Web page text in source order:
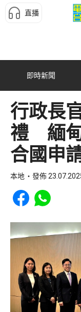
直播
即時新聞
行政長
禮 緬甸
合國申
本地 發佈
Share to Facebook
Share to